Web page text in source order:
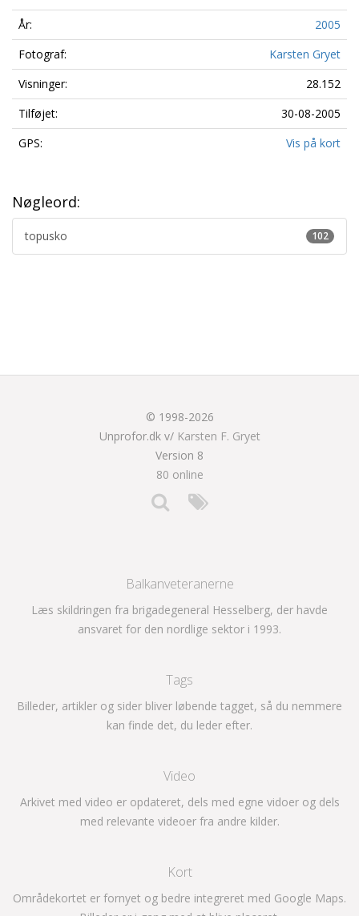
År:
2005
Fotograf:
Karsten Gryet
Visninger:
28.152
Tilføjet:
30-08-2005
GPS:
Vis på kort
Nøgleord:
102
topusko
© 1998-2026
Unprofor.dk v/ Karsten F. Gryet
Version 8
80 online
Balkanveteranerne
Læs skildringen fra brigadegeneral Hesselberg, der havde
ansvaret for den nordlige sektor i 1993.
Tags
Billeder, artikler og sider bliver løbende tagget, så du nemmere
kan finde det, du leder efter.
Video
Arkivet med video er opdateret, dels med egne vidoer og dels
med relevante videoer fra andre kilder.
Kort
Områdekortet er fornyet og bedre integreret med Google Maps.